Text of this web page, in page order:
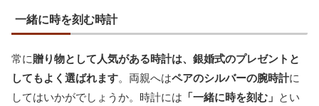
一緒に時を刻む時計
常に贈り物として人気がある時計は、銀婚式のプレゼントと
してもよく選ばれます。両親へはペアのシルバーの腕時計に
してはいかがでしょうか。時計には 「一緒に時を刻む」 とい